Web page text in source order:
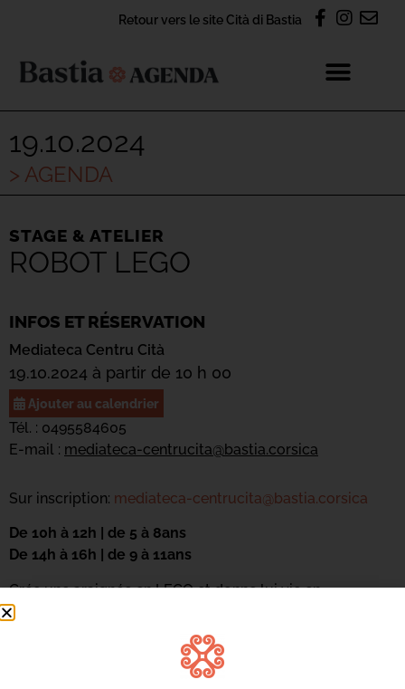
Retour vers le site Cità di Bastia
19.10.2024
> AGENDA
STAGE & ATELIER
ROBOT LEGO
INFOS ET RÉSERVATION
Mediateca Centru Cità
19.10.2024 à partir de 10 h 00
Ajouter au calendrier
Tél. : 0495584605
E-mail : mediateca-centrucita@bastia.corsica
Sur inscription: mediateca-centrucita@bastia.corsica
De 10h à 12h | de 5 à 8ans
De 14h à 16h | de 9 à 11ans
Crée une araignée en LEGO et donne lui vie en
participant à l’atelier de robotique.